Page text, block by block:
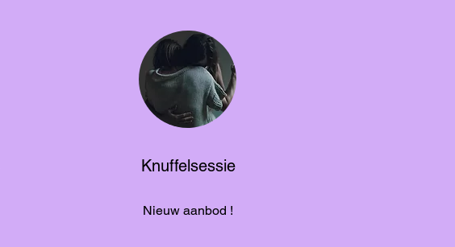
Knuffelsessie
Nieuw aanbod !